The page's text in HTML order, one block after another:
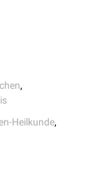
vermeiden, da sie
und ggf. eine
,
Heilkunde,